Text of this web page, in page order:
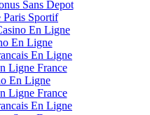
Sans Depot
Sportif
En Ligne
En Ligne
En Ligne
Ligne France
En Ligne
Ligne France
En Ligne